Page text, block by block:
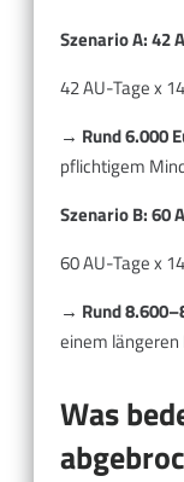
Szenario A: 42
42 AU-Tage x
→ Rund 6.000
pflichtigem
Szenario B: 60
60 AU-Tage x
→ Rund
einem
Was